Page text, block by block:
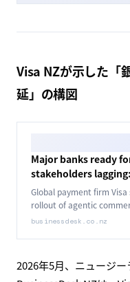
Visa NZが示した「
延」の構図
Major banks ready
stakeholders
Global payment firm
rollout of agentic
stakeholders on the
businessdesk.co.nz
2026年5月、ニュージ